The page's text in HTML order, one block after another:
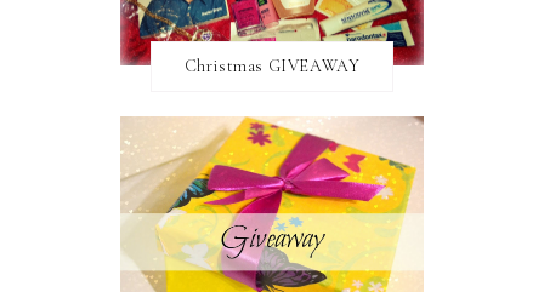
Christmas GIVEAWAY